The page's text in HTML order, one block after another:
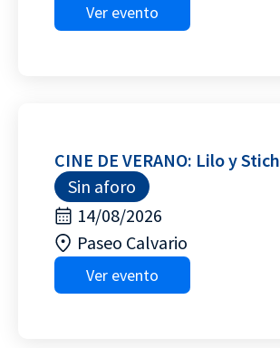
Ver evento
CINE DE VERANO: Lilo y Stich
Sin aforo
14/08/2026
Paseo Calvario
Ver evento